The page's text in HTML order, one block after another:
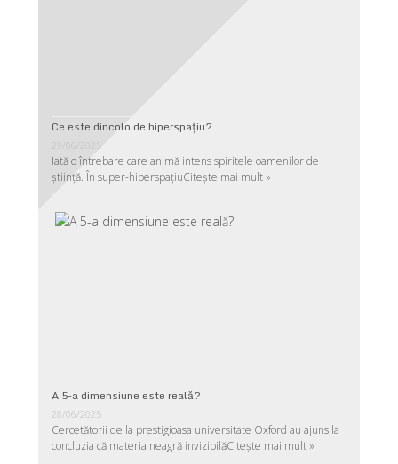
Ce este dincolo de hiperspaţiu?
Iată o întrebare care animă intens spiritele oamenilor de
ştiinţă. În super-hiperspaţiuCitește mai mult »
A 5-a dimensiune este reală?
28/06/2025
Cercetătorii de la prestigioasa universitate Oxford au ajuns la
concluzia că materia neagră invizibilăCitește mai mult »